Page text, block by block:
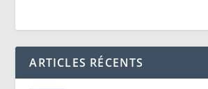
ARTICLES RÉCENTS